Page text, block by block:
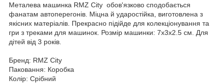
Металева машинка RMZ City обов'язково сподобається
фанатам автоперегонів. Міцна й ударостійка, виготовлена з
якісних матеріалів. Прекрасно підійде для колекціонування та
гри з треками для машинок. Розмір машинки: 7х3х2.5 см. Для
дітей від 3 років.
Бренд: RMZ City
Паковання: Коробка
Колір: Срібний